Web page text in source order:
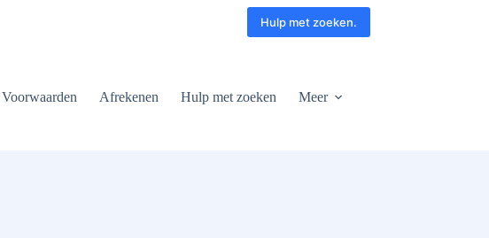
Hulp met zoeken.
Voorwaarden Afrekenen Hulp met zoeken Meer